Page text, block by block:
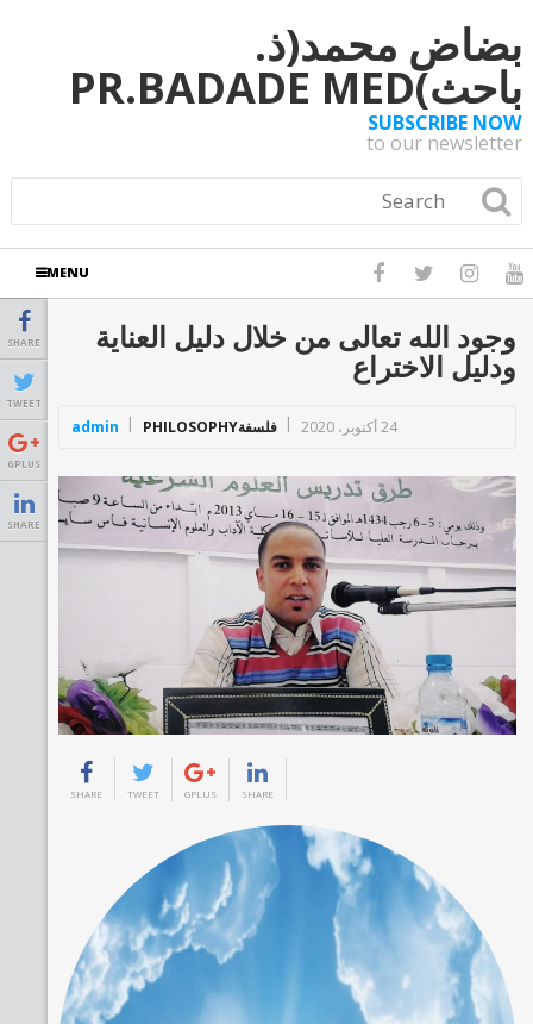
بضاض محمد(ذ.
باحث)PR.BADADE MED
SUBSCRIBE NOW
to our newsletter
MENU
SHARE
TWEET
GPLUS
SHARE
وجود الله تعالى من خلال دليل العناية
ودليل الاختراع
admin فلسفةPHILOSOPHY 24 أكتوبر، 2020
SHARE TWEET GPLUS SHARE